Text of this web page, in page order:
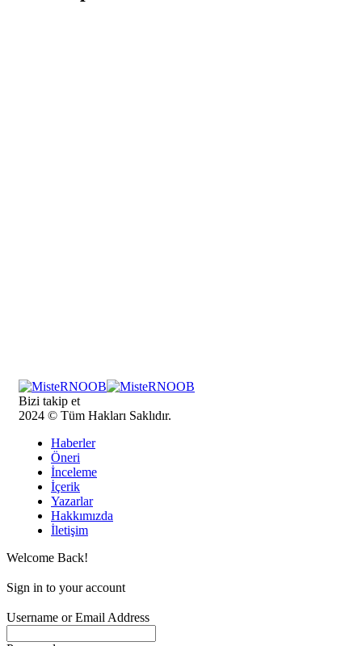
Bizi takip et
2024 © Tüm Hakları Saklıdır.
Haberler
Öneri
İnceleme
İçerik
Yazarlar
Hakkımızda
İletişim
Welcome Back!
Sign in to your account
Username or Email Address